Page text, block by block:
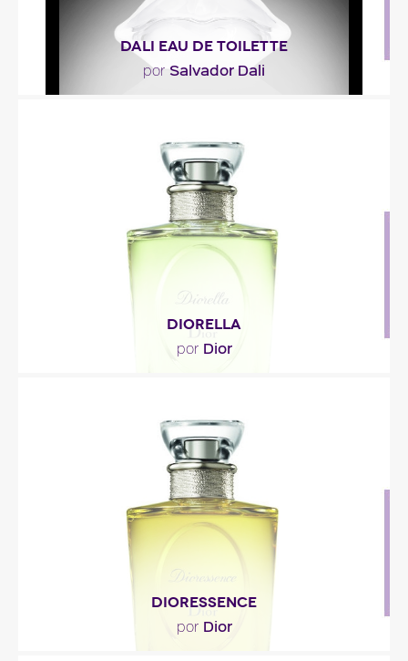
DALI EAU DE TOILETTE
por Salvador Dali
verde y pimentada con una evolución
ligeramente..."
Descripción del perfume
DIORELLA
por Dior
clásico, su frescura de cabeza emana del limón
de..."
Descripción del perfume
DIORESSENCE
por Dior